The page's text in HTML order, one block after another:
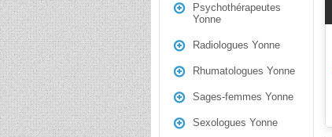
Psychothérapeutes
Yonne
Radiologues Yonne
Rhumatologues Yonne
Sages-femmes Yonne
Sexologues Yonne